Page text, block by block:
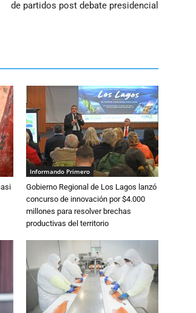
de partidos post debate presidencial
Informando Primero
Gobierno Regional de Los Lagos lanzó
concurso de innovación por $4.000
millones para resolver brechas
productivas del territorio